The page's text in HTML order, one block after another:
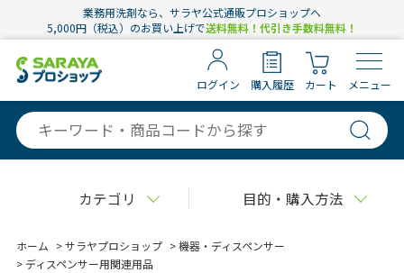
業務用洗剤なら、サラヤ公式通販プロショップへ
5,000円（税込）のお買い上げで送料無料！代引き手数料無料！
ログイン 購入履歴 カート メニュー
カテゴリ 目的・購入方法
ホーム >サラヤプロショップ >機器・ディスペンサー
> ディスペンサー用関連用品